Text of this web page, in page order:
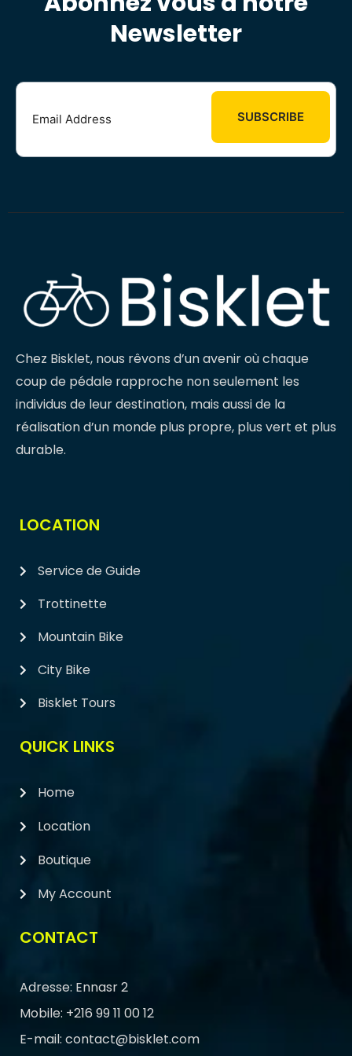
Newsletter
Chez Bisklet, nous rêvons d’un avenir où chaque
coup de pédale rapproche non seulement les
individus de leur destination, mais aussi de la
réalisation d’un monde plus propre, plus vert et plus
durable.
LOCATION
Service de Guide
Trottinette
Mountain Bike
City Bike
Bisklet Tours
QUICK LINKS
Home
Location
Boutique
My Account
CONTACT
Adresse: Ennasr 2
Mobile: +216 99 11 00 12
E-mail: contact@bisklet.com